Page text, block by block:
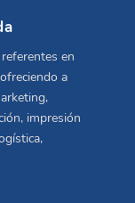
en
a
impresión